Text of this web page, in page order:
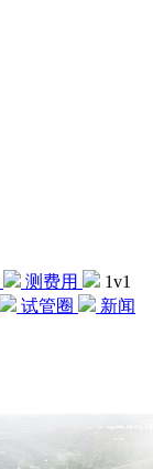
测费用
1v1
试管圈
新闻